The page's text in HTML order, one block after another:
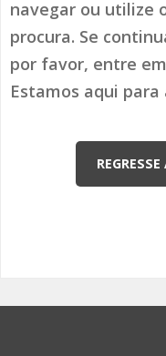
navegar ou utilize
procura. Se
por favor, entre
Estamos aqui para